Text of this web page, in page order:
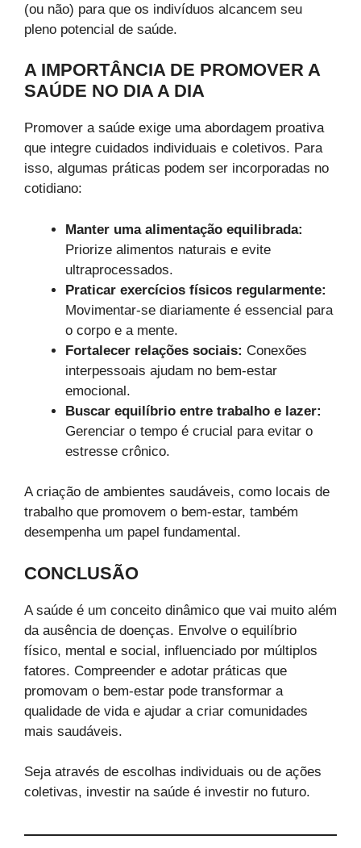
(ou não) para que os indivíduos alcancem seu
pleno potencial de saúde.
A IMPORTÂNCIA DE PROMOVER A
SAÚDE NO DIA A DIA
Promover a saúde exige uma abordagem proativa
que integre cuidados individuais e coletivos. Para
isso, algumas práticas podem ser incorporadas no
cotidiano:
Manter uma alimentação equilibrada:
Priorize alimentos naturais e evite
ultraprocessados.
Praticar exercícios físicos regularmente:
Movimentar-se diariamente é essencial para
o corpo e a mente.
Fortalecer relações sociais: Conexões
interpessoais ajudam no bem-estar
emocional.
Buscar equilíbrio entre trabalho e lazer:
Gerenciar o tempo é crucial para evitar o
estresse crônico.
A criação de ambientes saudáveis, como locais de
trabalho que promovem o bem-estar, também
desempenha um papel fundamental.
CONCLUSÃO
A saúde é um conceito dinâmico que vai muito além
da ausência de doenças. Envolve o equilíbrio
físico, mental e social, influenciado por múltiplos
fatores. Compreender e adotar práticas que
promovam o bem-estar pode transformar a
qualidade de vida e ajudar a criar comunidades
mais saudáveis.
Seja através de escolhas individuais ou de ações
coletivas, investir na saúde é investir no futuro.